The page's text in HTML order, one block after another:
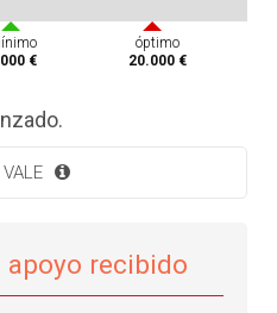
€
óptimo
20.000 €
apoyo recibido